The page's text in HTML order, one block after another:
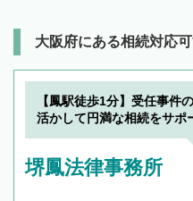
大阪府にある相続対応
【鳳駅徒歩1分】受任事件
活かして円満な相続をサポ
堺鳳法律事務所